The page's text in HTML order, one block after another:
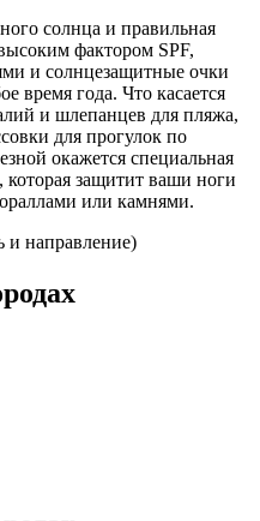
солнца и правильная
фактором SPF,
и солнцезащитные очки
время года. Что касается
и шлепанцев для пляжа,
для прогулок по
окажется специальная
которая защитит ваши ноги
или камнями.
и направление)